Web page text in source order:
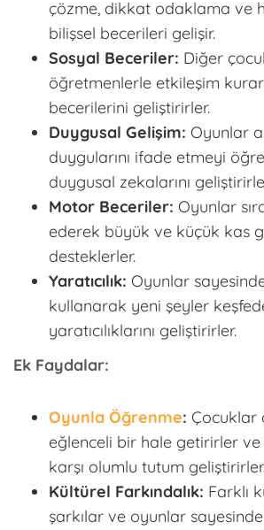
çözme, dikkat odaklama ve
bilişsel becerileri gelişir.
Sosyal Beceriler: Diğer
öğretmenlerle etkileşim
becerilerini geliştirirler.
Duygusal Gelişim: Oyunlar
duygularını ifade etmeyi
duygusal zekalarını
Motor Beceriler: Oyunlar
ederek büyük ve küçük kas
desteklerler.
Yaratıcılık: Oyunlar
kullanarak yeni şeyler
yaratıcılıklarını geliştirirler.
Ek Faydalar:
Oyunla Öğrenme: Çocuklar
eğlenceli bir hale getirirler
karşı olumlu tutum
Kültürel Farkındalık: Farklı
şarkılar ve oyunlar